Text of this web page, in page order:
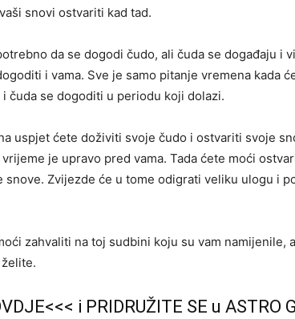
snovi ostvariti kad tad.
da se dogodi čudo, ali čuda se događaju i
i vama. Sve je samo pitanje vremena kada
čuda se dogoditi u periodu koji dolazi.
uspjet ćete doživiti svoje čudo i ostvariti svoje
je upravo pred vama. Tada ćete moći
Zvijezde će u tome odigrati veliku ulogu i
zahvaliti na toj sudbini koju su vam namijenile,
i PRIDRUŽITE SE u ASTRO